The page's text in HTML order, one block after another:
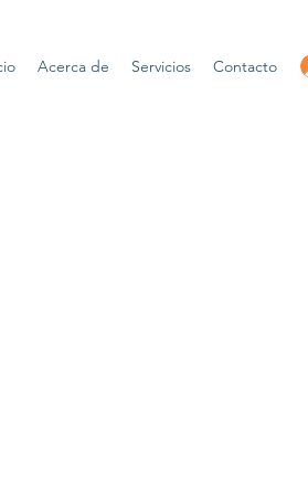
Acerca de Servicios Contacto